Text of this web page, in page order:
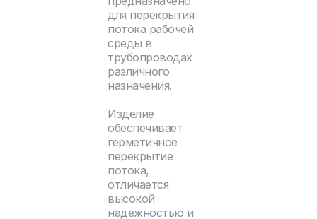
для перекрытия
потока рабочей
среды в
трубопроводах
различного
назначения.
Изделие
обеспечивает
герметичное
перекрытие
потока,
отличается
высокой
надежностью и